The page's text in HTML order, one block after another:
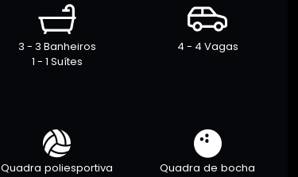
3 - 3 Banheiros
1 - 1 Suítes
4 - 4 Vagas
Quadra poliesportiva Quadra de bocha